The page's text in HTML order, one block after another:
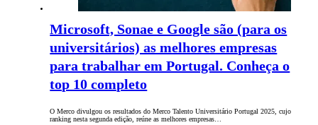
Microsoft, Sonae e Google são (para os
universitários) as melhores empresas
para trabalhar em Portugal. Conheça o
top 10 completo
O Merco divulgou os resultados do Merco Talento Universitário Portugal 2025, cujo
ranking nesta segunda edição, reúne as melhores empresas…